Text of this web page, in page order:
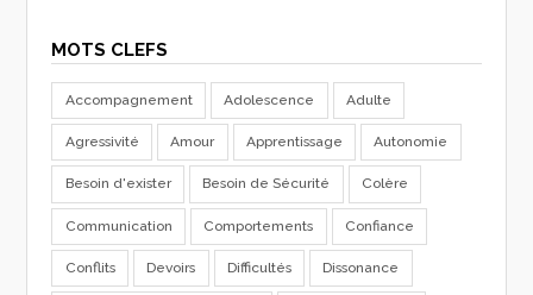
MOTS CLEFS
Accompagnement Adolescence Adulte
Agressivité Amour Apprentissage Autonomie
Besoin d'exister Besoin de Sécurité Colère
Communication Comportements Confiance
Conflits Devoirs Difficultés Dissonance